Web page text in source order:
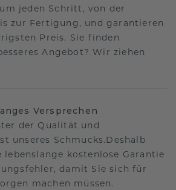
jeden Schritt, von der
zur Fertigung, und garantieren
Preis. Sie finden
Angebot? Wir ziehen
Versprechen
der Qualität und
unseres Schmucks.Deshalb
lebenslange kostenlose Garantie
damit Sie sich für
machen müssen.